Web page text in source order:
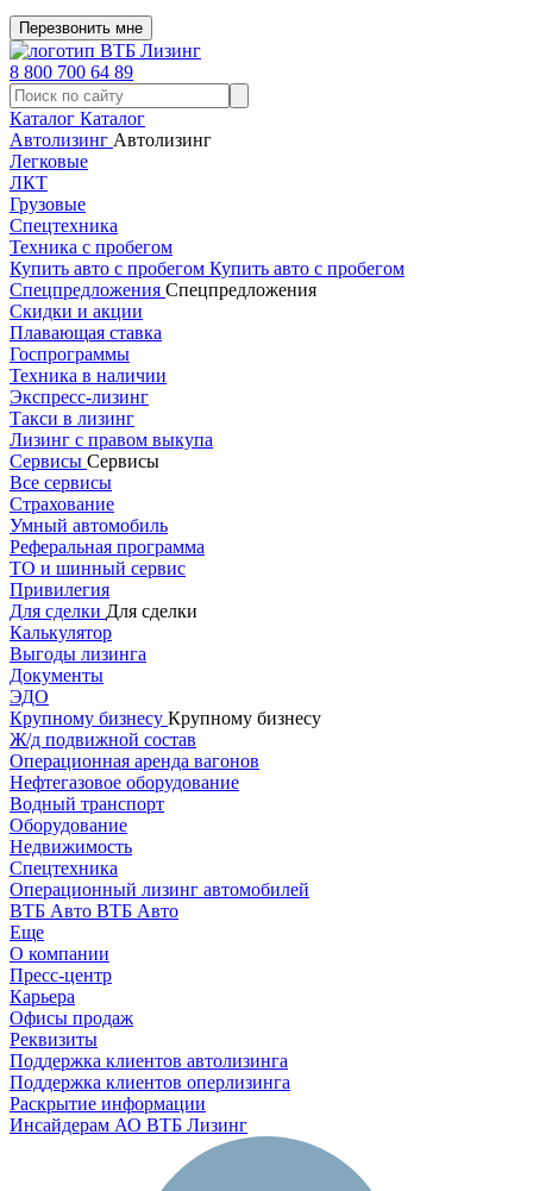
Перезвонить мне
8 800 700 64 89
Каталог Каталог
Автолизинг Автолизинг
Легковые
ЛКТ
Грузовые
Спецтехника
Техника с пробегом
Купить авто с пробегом Купить авто с пробегом
Спецпредложения Спецпредложения
Скидки и акции
Плавающая ставка
Госпрограммы
Техника в наличии
Экспресс-лизинг
Такси в лизинг
Лизинг с правом выкупа
Сервисы Сервисы
Все сервисы
Страхование
Умный автомобиль
Реферальная программа
ТО и шинный сервис
Привилегия
Для сделки Для сделки
Калькулятор
Выгоды лизинга
Документы
ЭДО
Крупному бизнесу Крупному бизнесу
Ж/д подвижной состав
Операционная аренда вагонов
Нефтегазовое оборудование
Водный транспорт
Оборудование
Недвижимость
Спецтехника
Операционный лизинг автомобилей
ВТБ Авто ВТБ Авто
Еще
О компании
Пресс-центр
Карьера
Офисы продаж
Реквизиты
Поддержка клиентов автолизинга
Поддержка клиентов оперлизинга
Раскрытие информации
Инсайдерам АО ВТБ Лизинг